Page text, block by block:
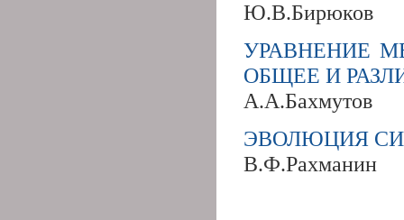
Ю.В.Бирюков
УРАВНЕНИЕ
ОБЩЕЕ И
А.А.Бахмутов
ЭВОЛЮЦИЯ
В.Ф.Рахманин